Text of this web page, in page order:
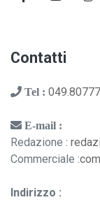
Contatti
Tel :
E-mail :
Redazione :
Commerciale :
Indirizzo :